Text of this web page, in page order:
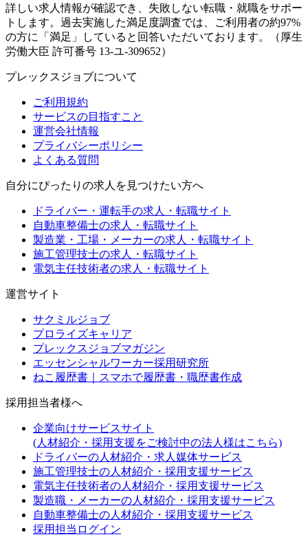
詳しい求人情報が確認でき、失敗しない転職・就職をサポー
トします。過去実施した満足度調査では、ご利用者の約97%
の方に「満足」していると回答いただいております。（厚生
労働大臣 許可番号 13-ユ-309652）
プレックスジョブについて
ご利用規約
サービスの目指すこと
運営会社情報
プライバシーポリシー
よくある質問
自分にぴったりの求人を見つけたい方へ
ドライバー・運転手の求人・転職サイト
自動車整備士の求人・転職サイト
製造業・工場・メーカーの求人・転職サイト
施工管理技士の求人・転職サイト
電気主任技術者の求人・転職サイト
運営サイト
サクミルジョブ
プロライズキャリア
プレックスジョブマガジン
エッセンシャルワーカー採用研究所
ねこ履歴書｜スマホで履歴書・職歴書作成
採用担当者様へ
企業向けサービスサイト
(人材紹介・採用支援をご検討中の法人様はこちら)
ドライバーの人材紹介・求人媒体サービス
施工管理技士の人材紹介・採用支援サービス
電気主任技術者の人材紹介・採用支援サービス
製造職・メーカーの人材紹介・採用支援サービス
自動車整備士の人材紹介・採用支援サービス
採用担当ログイン